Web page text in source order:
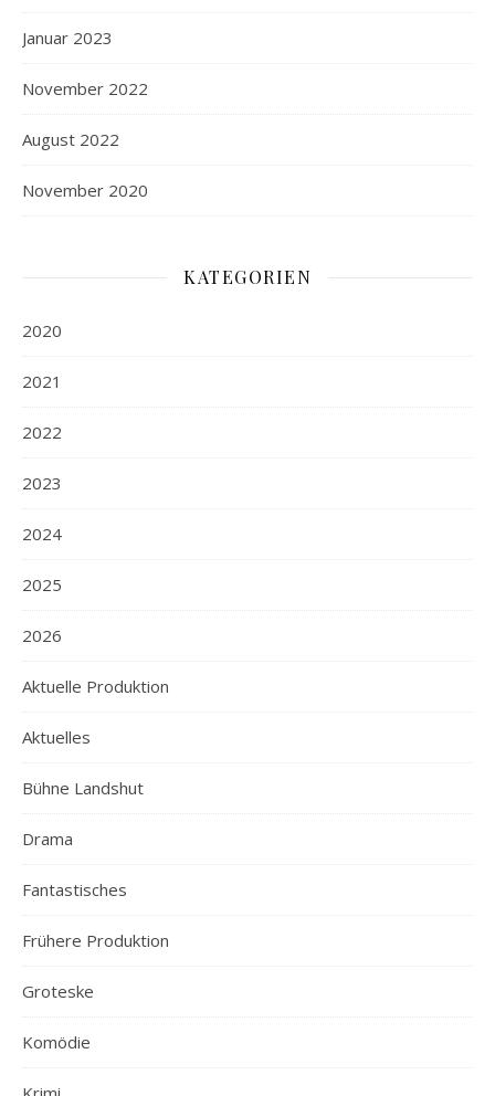
Januar 2023
November 2022
August 2022
November 2020
KATEGORIEN
2020
2021
2022
2023
2024
2025
2026
Aktuelle Produktion
Aktuelles
Bühne Landshut
Drama
Fantastisches
Frühere Produktion
Groteske
Komödie